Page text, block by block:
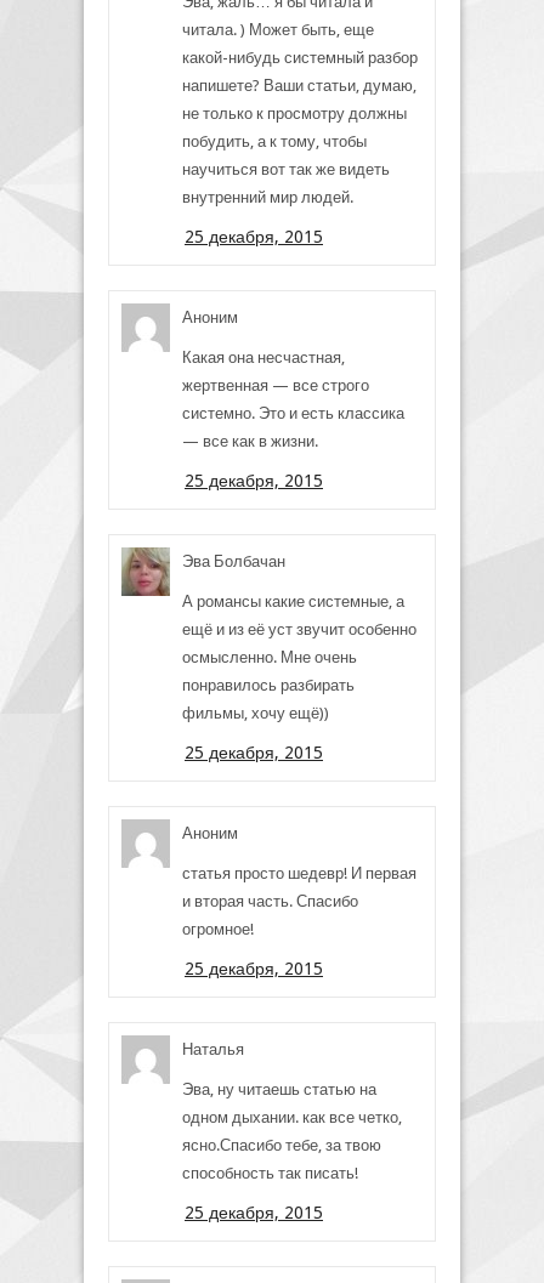
читала. ) Может быть, еще
какой-нибудь системный разбор
напишете? Ваши статьи, думаю,
не только к просмотру должны
побудить, а к тому, чтобы
научиться вот так же видеть
внутренний мир людей.
25 декабря, 2015
Аноним
Какая она несчастная,
жертвенная — все строго
системно. Это и есть классика
— все как в жизни.
25 декабря, 2015
Эва Болбачан
А романсы какие системные, а
ещё и из её уст звучит особенно
осмысленно. Мне очень
понравилось разбирать
фильмы, хочу ещё))
25 декабря, 2015
Аноним
статья просто шедевр! И первая
и вторая часть. Спасибо
огромное!
25 декабря, 2015
Наталья
Эва, ну читаешь статью на
одном дыхании. как все четко,
ясно.Спасибо тебе, за твою
способность так писать!
25 декабря, 2015